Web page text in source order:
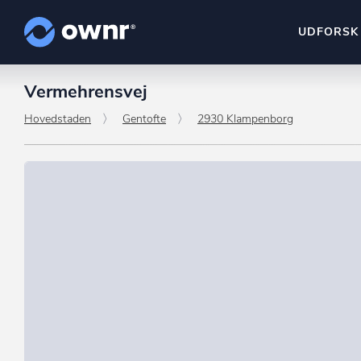
UDFORSK
Kassevis af data sat i
Identificer salgsklare
Vermehrensvej
Hovedstaden Gentofte 2930 Klampenborg